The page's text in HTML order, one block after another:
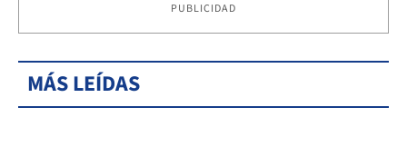
PUBLICIDAD
MÁS LEÍDAS